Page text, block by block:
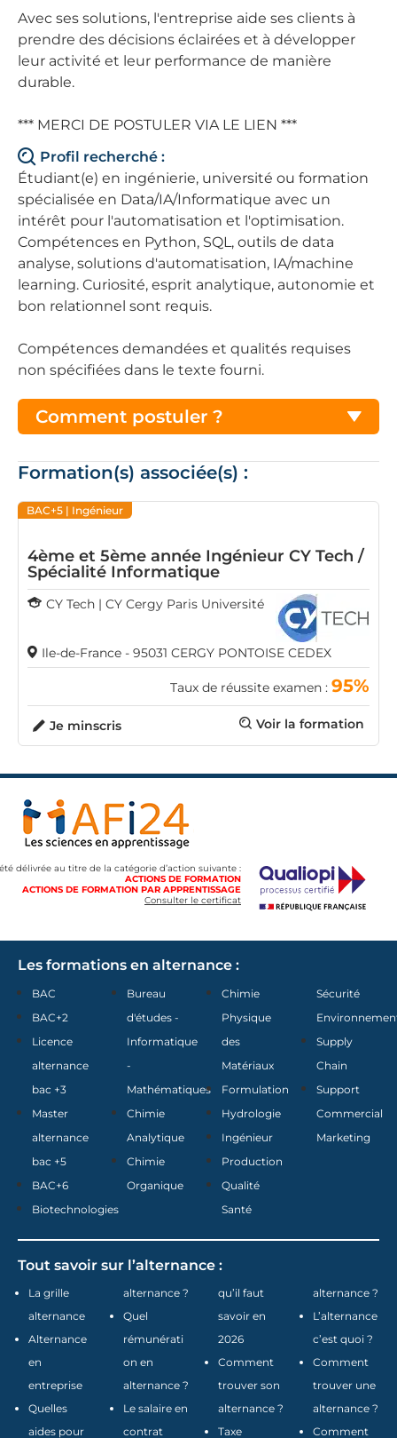
Avec ses solutions, l'entreprise aide ses clients à
prendre des décisions éclairées et à développer
leur activité et leur performance de manière
durable.
*** MERCI DE POSTULER VIA LE LIEN ***
Profil recherché :
Étudiant(e) en ingénierie, université ou formation
spécialisée en Data/IA/Informatique avec un
intérêt pour l'automatisation et l'optimisation.
Compétences en Python, SQL, outils de data
analyse, solutions d'automatisation, IA/machine
learning. Curiosité, esprit analytique, autonomie et
bon relationnel sont requis.
Compétences demandées et qualités requises
non spécifiées dans le texte fourni.
Comment postuler ?
Formation(s) associée(s) :
BAC+5 | Ingénieur
4ème et 5ème année Ingénieur CY Tech /
Spécialité Informatique
CY Tech | CY Cergy Paris Université
Ile-de-France - 95031 CERGY PONTOISE CEDEX
Taux de réussite examen : 95%
Voir la formation
Je minscris
délivrée au titre de la catégorie d’action suivante :
ACTIONS DE FORMATION
ACTIONS DE FORMATION PAR APPRENTISSAGE
Consulter le certificat
Les formations en alternance :
BAC
BAC+2
Licence
alternance
bac +3
Master
alternance
bac +5
BAC+6
Biotechnologies
Bureau
d'études -
Informatique
-
Mathématiques
Chimie
Analytique
Chimie
Organique
Chimie
Physique
des
Matériaux
Formulation
Hydrologie
Ingénieur
Production
Qualité
Santé
Sécurité
Supply
Chain
Support
Commercial
Marketing
Tout savoir sur l’alternance :
La grille
alternance
Alternance
en
entreprise
Quelles
aides pour
alternance ?
Quel
rémunérati
on en
alternance ?
Le salaire en
contrat
qu’il faut
savoir en
2026
Comment
trouver son
alternance ?
Taxe
alternance ?
L’alternance
c’est quoi ?
Comment
trouver une
alternance ?
Comment